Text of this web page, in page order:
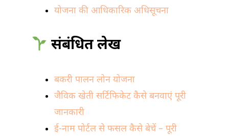
योजना की आधिकारिक अधिसूचना
संबंधित लेख
बकरी पालन लोन योजना
जैविक खेती सर्टिफिकेट कैसे बनवाएं पूरी
जानकारी
ई-नाम पोर्टल से फसल कैसे बेचें – पूरी